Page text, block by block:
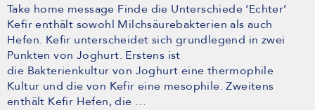
Take home message Finde die Unterschiede ‘Echter’
Kefir enthält sowohl Milchsäurebakterien als auch
Hefen. Kefir unterscheidet sich grundlegend in zwei
Punkten von Joghurt. Erstens ist
die Bakterienkultur von Joghurt eine thermophile
Kultur und die von Kefir eine mesophile. Zweitens
enthält Kefir Hefen, die …